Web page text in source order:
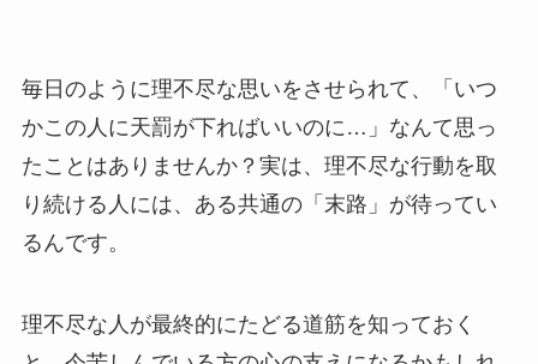
毎日のように理不尽な思いをさせられて、「いつ
かこの人に天罰が下ればいいのに…」なんて思っ
たことはありませんか？実は、理不尽な行動を取
り続ける人には、ある共通の「末路」が待ってい
るんです。
理不尽な人が最終的にたどる道筋を知っておく